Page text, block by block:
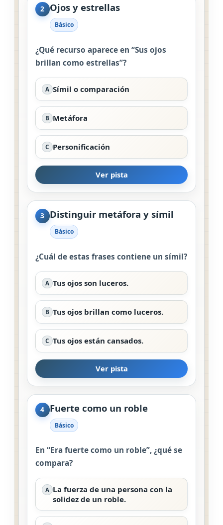
2 Ojos y estrellas
Básico
¿Qué recurso aparece en “Sus ojos
brillan como estrellas”?
A Símil o comparación
B Metáfora
C Personificación
Ver pista
3 Distinguir metáfora y símil
Básico
¿Cuál de estas frases contiene un símil?
A Tus ojos son luceros.
B Tus ojos brillan como luceros.
C Tus ojos están cansados.
Ver pista
4 Fuerte como un roble
Básico
En “Era fuerte como un roble”, ¿qué se
compara?
A La fuerza de una persona con la
solidez de un roble.